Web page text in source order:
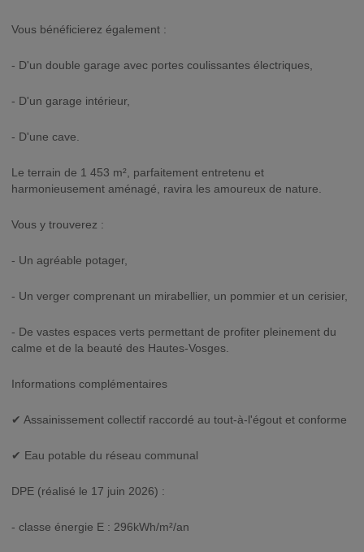
Vous bénéficierez également :
- D'un double garage avec portes coulissantes électriques,
- D'un garage intérieur,
- D'une cave.
Le terrain de 1 453 m², parfaitement entretenu et
harmonieusement aménagé, ravira les amoureux de nature.
Vous y trouverez :
- Un agréable potager,
- Un verger comprenant un mirabellier, un pommier et un cerisier,
- De vastes espaces verts permettant de profiter pleinement du
calme et de la beauté des Hautes-Vosges.
Informations complémentaires
✔ Assainissement collectif raccordé au tout-à-l'égout et conforme
✔ Eau potable du réseau communal
DPE (réalisé le 17 juin 2026) :
- classe énergie E : 296kWh/m²/an